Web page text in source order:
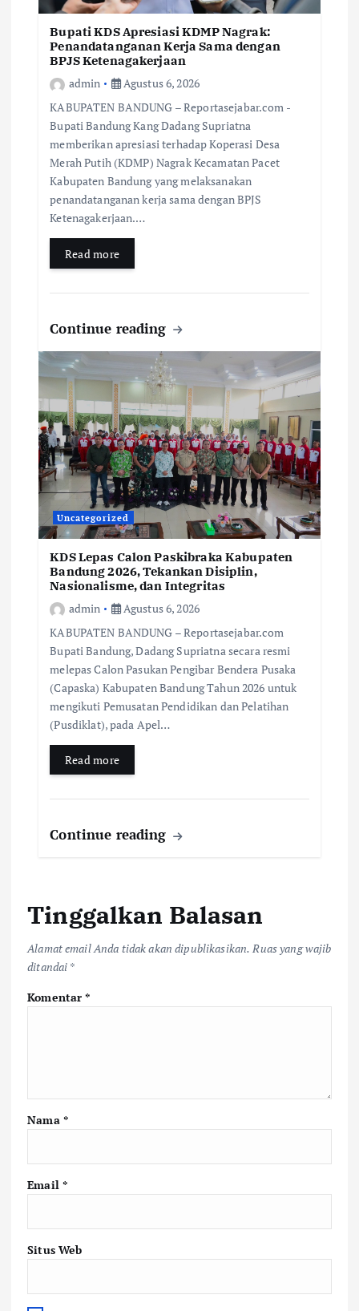
Bupati KDS Apresiasi KDMP Nagrak:
Penandatanganan Kerja Sama dengan
BPJS Ketenagakerjaan
admin
Agustus 6, 2026
KABUPATEN BANDUNG – Reportasejabar.com -
Bupati Bandung Kang Dadang Supriatna
memberikan apresiasi terhadap Koperasi Desa
Merah Putih (KDMP) Nagrak Kecamatan Pacet
Kabupaten Bandung yang melaksanakan
penandatanganan kerja sama dengan BPJS
Ketenagakerjaan.…
Read more
Continue reading
Uncategorized
KDS Lepas Calon Paskibraka Kabupaten
Bandung 2026, Tekankan Disiplin,
Nasionalisme, dan Integritas
admin
Agustus 6, 2026
KABUPATEN BANDUNG – Reportasejabar.com
Bupati Bandung, Dadang Supriatna secara resmi
melepas Calon Pasukan Pengibar Bendera Pusaka
(Capaska) Kabupaten Bandung Tahun 2026 untuk
mengikuti Pemusatan Pendidikan dan Pelatihan
(Pusdiklat), pada Apel…
Read more
Continue reading
Tinggalkan Balasan
Alamat email Anda tidak akan dipublikasikan. Ruas yang wajib
ditandai *
Komentar*
Nama *
Email *
Situs Web